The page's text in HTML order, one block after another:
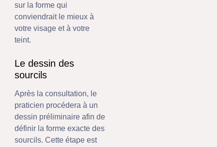
sur la forme qui
conviendrait le mieux à
votre visage et à votre
teint.
Le dessin des
sourcils
Après la consultation, le
praticien procédera à un
dessin préliminaire afin de
définir la forme exacte des
sourcils. Cette étape est